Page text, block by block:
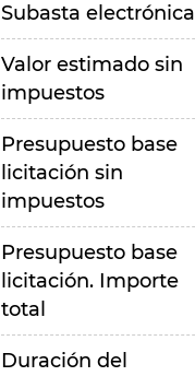
Subasta electrónica
Valor estimado sin
impuestos
Presupuesto base
licitación sin
impuestos
Presupuesto base
licitación. Importe
total
Duración del